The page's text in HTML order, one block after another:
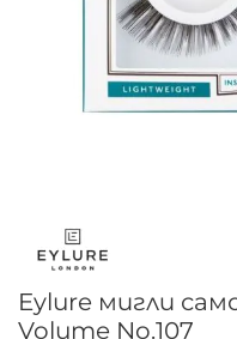
началото
галерия
Eylure мигли
Volume No.107